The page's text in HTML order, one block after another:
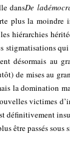
dansDe lad
plus la
hiérarchies
stigmatisations
désormais au
de mises au
la domination
victimes
définitivement
être passés sous